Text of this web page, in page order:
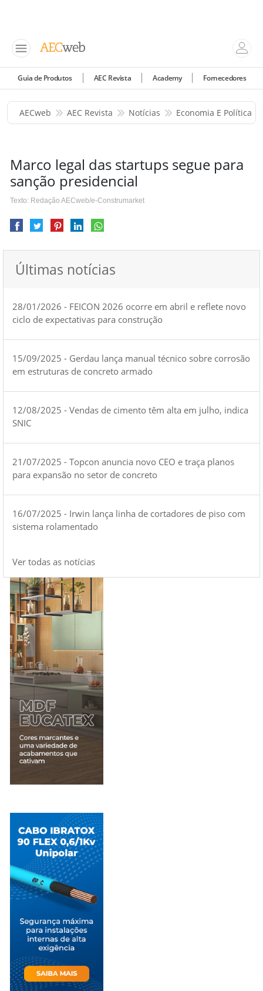
Guia de Produtos AEC Revista Academy Fornecedores
AECweb AEC Revista Notícias Economia E Política
Marco legal das startups segue para
sanção presidencial
Texto: Redação AECweb/e-Construmarket
Últimas notícias
28/01/2026 - FEICON 2026 ocorre em abril e reflete novo
ciclo de expectativas para construção
15/09/2025 - Gerdau lança manual técnico sobre corrosão
em estruturas de concreto armado
12/08/2025 - Vendas de cimento têm alta em julho, indica
SNIC
21/07/2025 - Topcon anuncia novo CEO e traça planos
para expansão no setor de concreto
16/07/2025 - Irwin lança linha de cortadores de piso com
sistema rolamentado
Ver todas as notícias